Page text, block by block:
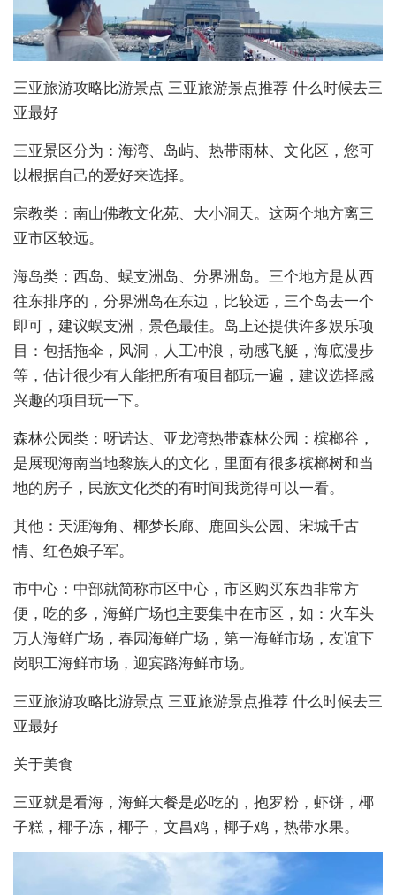
三亚旅游攻略比游景点 三亚旅游景点推荐 什么时候去三
亚最好
三亚景区分为：海湾、岛屿、热带雨林、文化区，您可
以根据自己的爱好来选择。
宗教类：南山佛教文化苑、大小洞天。这两个地方离三
亚市区较远。
海岛类：西岛、蜈支洲岛、分界洲岛。三个地方是从西
往东排序的，分界洲岛在东边，比较远，三个岛去一个
即可，建议蜈支洲，景色最佳。岛上还提供许多娱乐项
目：包括拖伞，风洞，人工冲浪，动感飞艇，海底漫步
等，估计很少有人能把所有项目都玩一遍，建议选择感
兴趣的项目玩一下。
森林公园类：呀诺达、亚龙湾热带森林公园：槟榔谷，
是展现海南当地黎族人的文化，里面有很多槟榔树和当
地的房子，民族文化类的有时间我觉得可以一看。
其他：天涯海角、椰梦长廊、鹿回头公园、宋城千古
情、红色娘子军。
市中心：中部就简称市区中心，市区购买东西非常方
便，吃的多，海鲜广场也主要集中在市区，如：火车头
万人海鲜广场，春园海鲜广场，第一海鲜市场，友谊下
岗职工海鲜市场，迎宾路海鲜市场。
三亚旅游攻略比游景点 三亚旅游景点推荐 什么时候去三
亚最好
关于美食
三亚就是看海，海鲜大餐是必吃的，抱罗粉，虾饼，椰
子糕，椰子冻，椰子，文昌鸡，椰子鸡，热带水果。